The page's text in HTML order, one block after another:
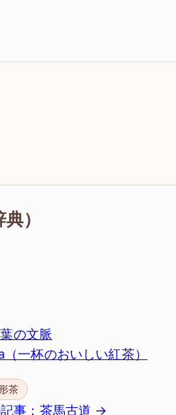
）
の文脈
一杯のおいしい紅茶）
茶
事：茶馬古道 →